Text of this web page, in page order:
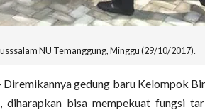
NU Temanggung, Minggu (29/10/2017).
Diremikannya gedung baru Kelompok
diharapkan bisa mempekuat fungsi